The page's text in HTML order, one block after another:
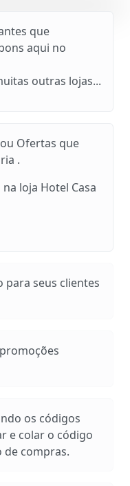
que
aqui no
outras lojas...
Ofertas que
.
loja Hotel Casa
para seus clientes
os códigos
e colar o código
compras.